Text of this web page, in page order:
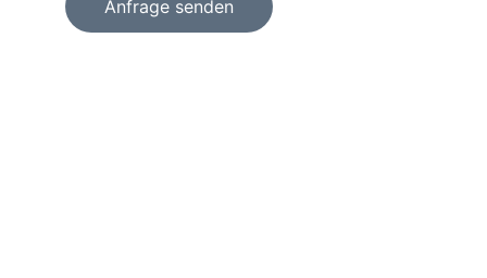
Anfrage senden